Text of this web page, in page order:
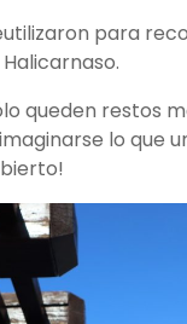
para
queden restos
lo que